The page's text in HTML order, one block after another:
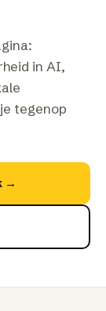
in AI,
tegenop
→